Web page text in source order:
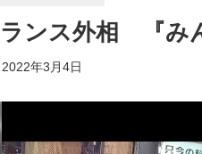
ランス外相 『み
2022年3月4日